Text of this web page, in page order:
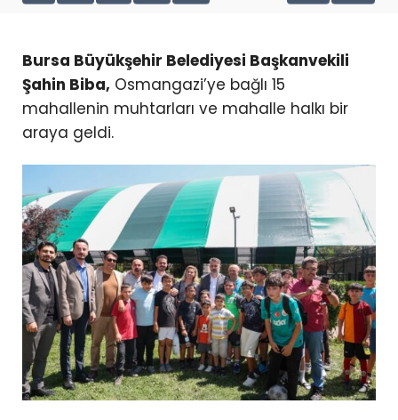
Bursa Büyükşehir Belediyesi Başkanvekili
Şahin Biba, Osmangazi’ye bağlı 15
mahallenin muhtarları ve mahalle halkı bir
araya geldi.